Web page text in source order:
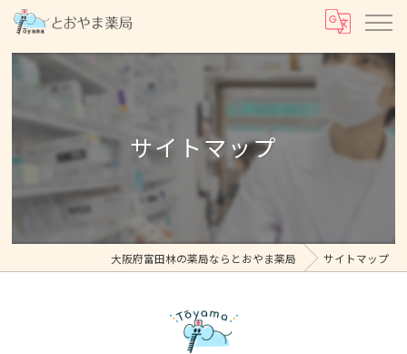
サイトマップ
大阪府富田林の薬局ならとおやま薬局 サイトマップ